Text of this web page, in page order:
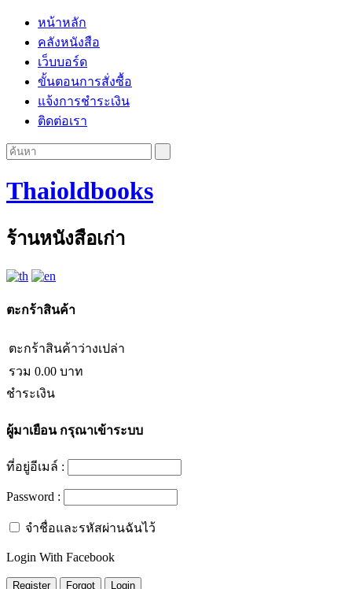
หน้าหลัก
คลังหนังสือ
เว็บบอร์ด
ขั้นตอนการสั่งซื้อ
แจ้งการชำระเงิน
ติดต่อเรา
Thaioldbooks
ร้านหนังสือเก่า
ตะกร้าสินค้า
ตะกร้าสินค้าว่างเปล่า
รวม 0.00 บาท
ชำระเงิน
ผู้มาเยือนกรุณาเข้าระบบ
ที่อยู่อีเมล์ :
Password :
จำชื่อและรหัสผ่านฉันไว้
Login With Facebook